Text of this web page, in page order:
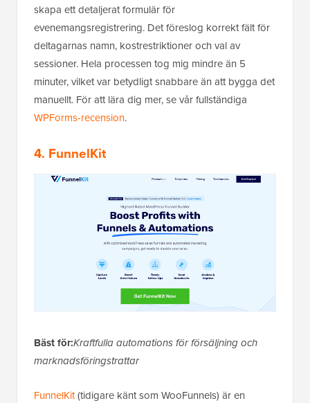
skapa ett detaljerat formulär för
evenemangsregistrering. Det föreslog korrekt fält för
deltagarnas namn, kostrestriktioner och val av
sessioner. Hela processen tog mig mindre än 5
minuter, vilket var betydligt snabbare än att bygga det
manuellt. För att lära dig mer, se vår fullständiga
WPForms-recension.
4. FunnelKit
Bäst för:Kraftfulla automations för försäljning och
marknadsföringstrattar
FunnelKit(tidigare känt som WooFunnels) är en